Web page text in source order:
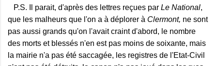
P.S. Il parait, d'après des lettres reçues par Le National,
que les malheurs que l'on a à déplorer à Clermont, ne sont
pas aussi grands qu'on l'avait craint d'abord, le nombre
des morts et blessés n'en est pas moins de soixante, mais
la mairie n'a pas été saccagée, les registres de l'Etat-Civil